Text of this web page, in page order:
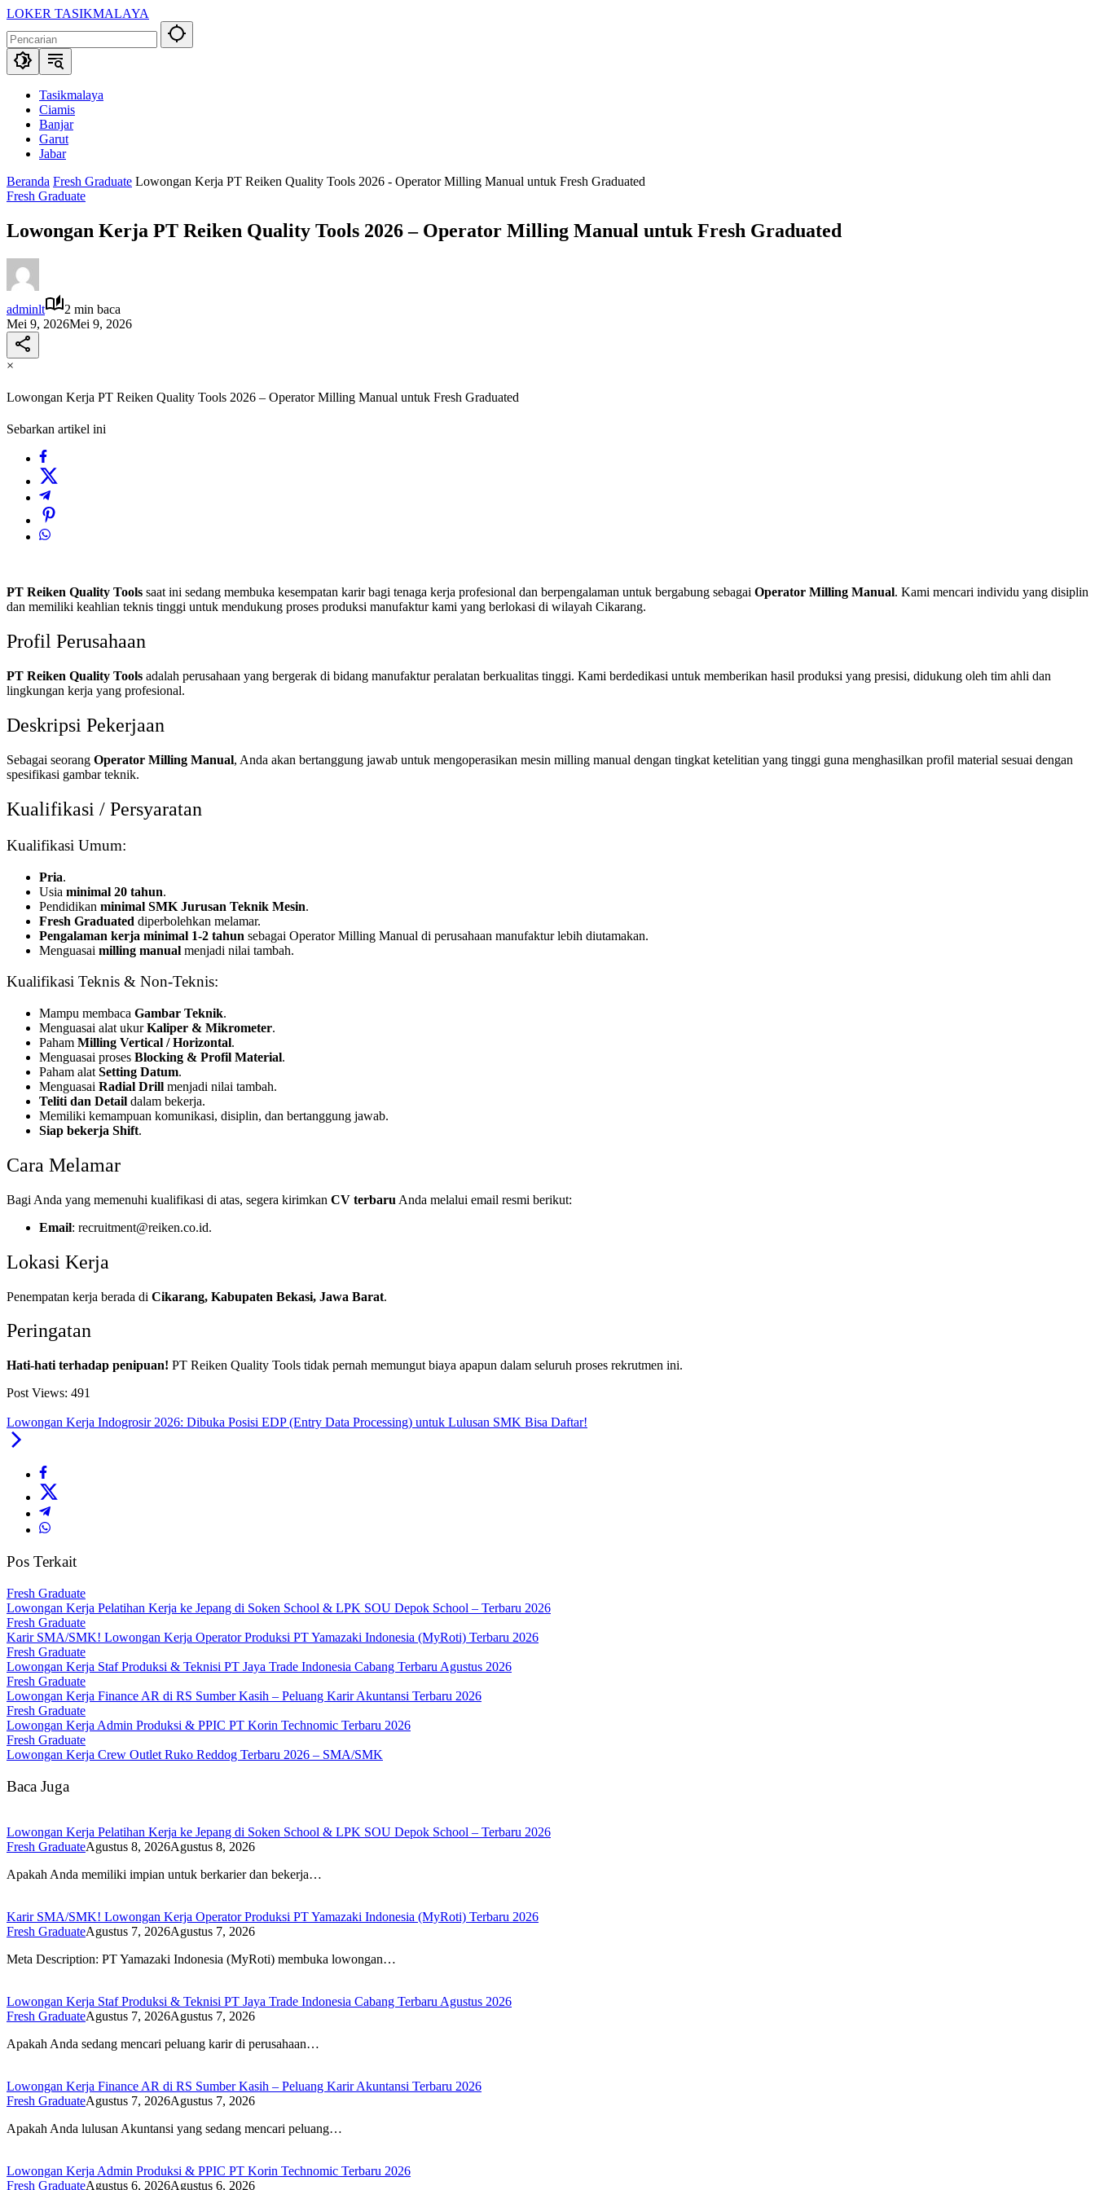
Langsung
konten
LOKER TASIKMALAYA
Lowongan
Kerja
Tasikmalaya
SekitarnaTasikmalaya
Ciamis
Banjar
Garut
Jabar
Beranda Fresh Graduate Lowongan Kerja PT Reiken Quality Tools 2026 - Operator Milling Manual untuk Fresh Graduated
Fresh Graduate
Lowongan Kerja PT Reiken Quality Tools 2026 – Operator Milling Manual untuk Fresh Graduated
adminlt
2 min baca
Mei 9, 2026Mei 9, 2026
×
Lowongan Kerja PT Reiken Quality Tools 2026 – Operator Milling Manual untuk Fresh Graduated
Sebarkan artikel ini
PT Reiken Quality Tools saat ini sedang membuka kesempatan karir bagi tenaga kerja profesional dan berpengalaman untuk bergabung sebagai Operator Milling Manual. Kami mencari individu yang disiplin
dan memiliki keahlian teknis tinggi untuk mendukung proses produksi manufaktur kami yang berlokasi di wilayah Cikarang.
Profil Perusahaan
PT Reiken Quality Tools adalah perusahaan yang bergerak di bidang manufaktur peralatan berkualitas tinggi. Kami berdedikasi untuk memberikan hasil produksi yang presisi, didukung oleh tim ahli dan
lingkungan kerja yang profesional.
Deskripsi Pekerjaan
Sebagai seorang Operator Milling Manual, Anda akan bertanggung jawab untuk mengoperasikan mesin milling manual dengan tingkat ketelitian yang tinggi guna menghasilkan profil material sesuai dengan
spesifikasi gambar teknik.
Kualifikasi / Persyaratan
Kualifikasi Umum:
Pria.
Usia minimal 20 tahun.
Pendidikan minimal SMK Jurusan Teknik Mesin.
Fresh Graduated diperbolehkan melamar.
Pengalaman kerja minimal 1-2 tahun sebagai Operator Milling Manual di perusahaan manufaktur lebih diutamakan.
Menguasai milling manual menjadi nilai tambah.
Kualifikasi Teknis & Non-Teknis:
Mampu membaca Gambar Teknik.
Menguasai alat ukurKaliper & Mikrometer.
Paham Milling Vertical / Horizontal.
Menguasai proses Blocking & Profil Material.
Paham alat Setting Datum.
Menguasai Radial Drill menjadi nilai tambah.
Teliti dan Detail dalam bekerja.
Memiliki kemampuan komunikasi, disiplin, dan bertanggung jawab.
Siap bekerja Shift.
Cara Melamar
Bagi Anda yang memenuhi kualifikasi di atas, segera kirimkan CV terbaru Anda melalui email resmi berikut:
Email: recruitment@reiken.co.id.
Lokasi Kerja
Penempatan kerja berada di Cikarang, Kabupaten Bekasi, Jawa Barat.
Peringatan
Hati-hati terhadap penipuan! PT Reiken Quality Tools tidak pernah memungut biaya apapun dalam seluruh proses rekrutmen ini.
Post Views: 491
Lowongan Kerja Indogrosir 2026: Dibuka Posisi EDP (Entry Data Processing) untuk Lulusan SMK Bisa Daftar!
Pos Terkait
Fresh Graduate
Lowongan Kerja Pelatihan Kerja ke Jepang di Soken School & LPK SOU Depok School – Terbaru 2026
Fresh Graduate
Karir SMA/SMK! Lowongan Kerja Operator Produksi PT Yamazaki Indonesia (MyRoti) Terbaru 2026
Fresh Graduate
Lowongan Kerja Staf Produksi & Teknisi PT Jaya Trade Indonesia Cabang Terbaru Agustus 2026
Fresh Graduate
Lowongan Kerja Finance AR di RS Sumber Kasih – Peluang Karir Akuntansi Terbaru 2026
Fresh Graduate
Lowongan Kerja Admin Produksi & PPIC PT Korin Technomic Terbaru 2026
Fresh Graduate
Lowongan Kerja Crew Outlet Ruko Reddog Terbaru 2026 – SMA/SMK
Baca Juga
Lowongan Kerja Pelatihan Kerja ke Jepang di Soken School & LPK SOU Depok School – Terbaru 2026
Fresh GraduateAgustus 8, 2026Agustus 8, 2026
Apakah Anda memiliki impian untuk berkarier dan bekerja…
Karir SMA/SMK! Lowongan Kerja Operator Produksi PT Yamazaki Indonesia (MyRoti) Terbaru 2026
Fresh GraduateAgustus 7, 2026Agustus 7, 2026
Meta Description: PT Yamazaki Indonesia (MyRoti) membuka lowongan…
Lowongan Kerja Staf Produksi & Teknisi PT Jaya Trade Indonesia Cabang Terbaru Agustus 2026
Fresh GraduateAgustus 7, 2026Agustus 7, 2026
Apakah Anda sedang mencari peluang karir di perusahaan…
Lowongan Kerja Finance AR di RS Sumber Kasih – Peluang Karir Akuntansi Terbaru 2026
Fresh GraduateAgustus 7, 2026Agustus 7, 2026
Apakah Anda lulusan Akuntansi yang sedang mencari peluang…
Lowongan Kerja Admin Produksi & PPIC PT Korin Technomic Terbaru 2026
Fresh GraduateAgustus 6, 2026Agustus 6, 2026